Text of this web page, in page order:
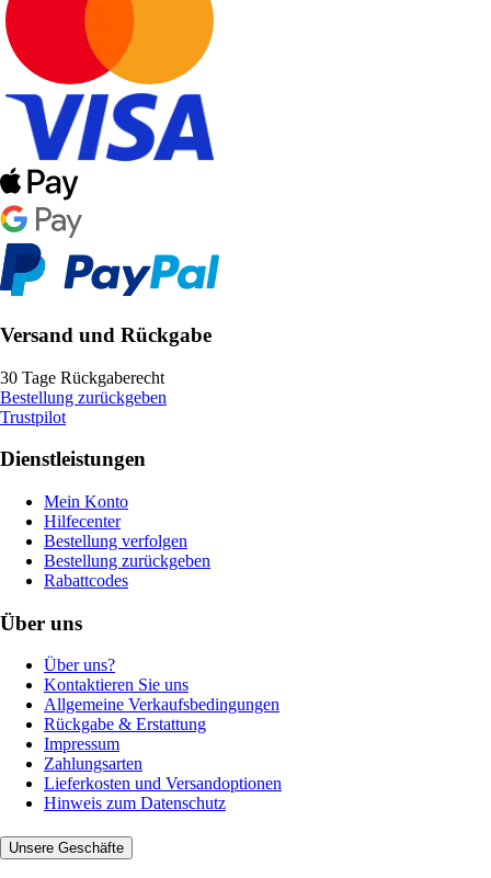
Versand und Rückgabe
30 Tage Rückgaberecht
Bestellung zurückgeben
Trustpilot
Dienstleistungen
Mein Konto
Hilfecenter
Bestellung verfolgen
Bestellung zurückgeben
Rabattcodes
Über uns
Über uns?
Kontaktieren Sie uns
Allgemeine Verkaufsbedingungen
Rückgabe & Erstattung
Impressum
Zahlungsarten
Lieferkosten und Versandoptionen
Hinweis zum Datenschutz
Unsere Geschäfte